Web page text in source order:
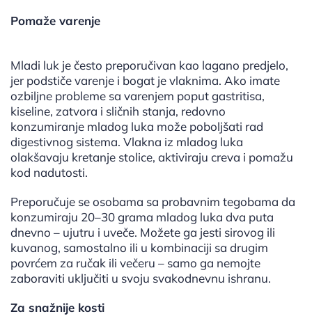
Pomaže varenje
Mladi luk je često preporučivan kao lagano predjelo,
jer podstiče varenje i bogat je vlaknima. Ako imate
ozbiljne probleme sa varenjem poput gastritisa,
kiseline, zatvora i sličnih stanja, redovno
konzumiranje mladog luka može poboljšati rad
digestivnog sistema. Vlakna iz mladog luka
olakšavaju kretanje stolice, aktiviraju creva i pomažu
kod nadutosti.
Preporučuje se osobama sa probavnim tegobama da
konzumiraju 20–30 grama mladog luka dva puta
dnevno – ujutru i uveče. Možete ga jesti sirovog ili
kuvanog, samostalno ili u kombinaciji sa drugim
povrćem za ručak ili večeru – samo ga nemojte
zaboraviti uključiti u svoju svakodnevnu ishranu.
Za snažnije kosti